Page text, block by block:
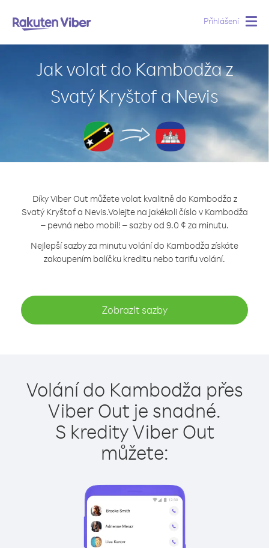
Přihlášení
Jak volat do Kambodža z
Svatý Kryštof a Nevis
Díky Viber Out můžete volat kvalitně do Kambodža z
Svatý Kryštof a Nevis.Volejte na jakékoli číslo v Kambodža
– pevná nebo mobil! – sazby od 9.0 ¢ za minutu.
Nejlepší sazby za minutu volání do Kambodža získáte
zakoupením balíčku kreditu nebo tarifu volání.
Zobrazit sazby
Volání do Kambodža přes
Viber Out je snadné.
S kredity Viber Out
můžete: